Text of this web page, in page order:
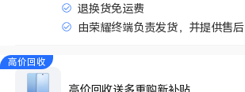
退换货免运费
由荣耀终端负责发货，并提供售
高价回收